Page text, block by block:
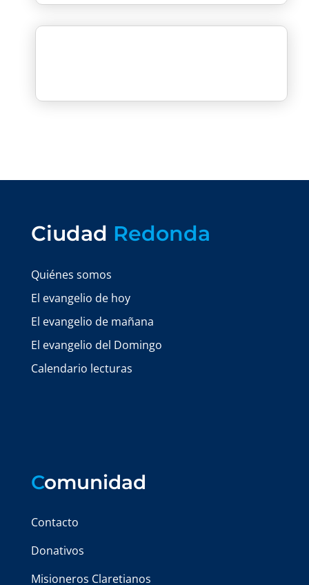
Ciudad Redonda
Quiénes somos
El evangelio de hoy
El evangelio de mañana
El evangelio del Domingo
Calendario lecturas
Comunidad
Contacto
Donativos
Misioneros Claretianos